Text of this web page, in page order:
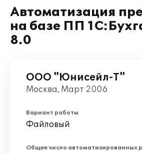
Автоматизация
на базе ПП
8.0
ООО "Юнисейл-Т"
Москва, Март 2006
Вариант работы
Файловый
Общее число автоматизированных